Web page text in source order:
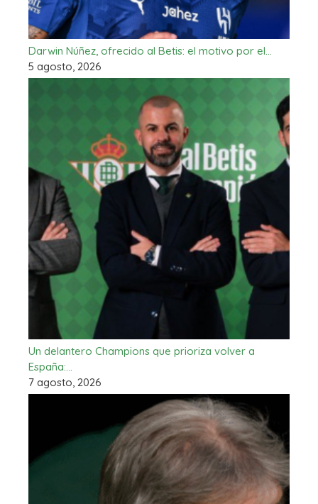
Darwin Núñez, ofrecido al Betis: el motivo por el…
5 agosto, 2026
Un delantero Champions que prioriza volver a
España:…
7 agosto, 2026